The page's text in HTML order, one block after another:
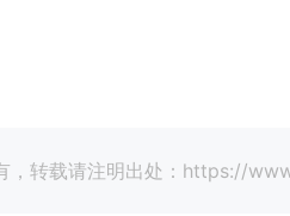
，转载请注明出处：https://